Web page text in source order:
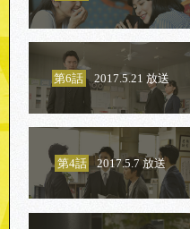
第6話 2017.5.21 放送
第4話 2017.5.7 放送